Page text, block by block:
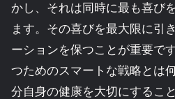
かし、それは同時に最も喜び
ます。その喜びを最大限に引
ーションを保つことが重要で
つためのスマートな戦略とは
分自身の健康を大切にするこ